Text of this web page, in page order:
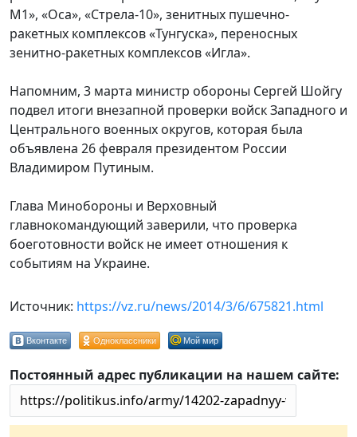
М1», «Оса», «Стрела-10», зенитных пушечно-
ракетных комплексов «Тунгуска», переносных
зенитно-ракетных комплексов «Игла».
Напомним, 3 марта министр обороны Сергей Шойгу
подвел итоги внезапной проверки войск Западного и
Центрального военных округов, которая была
объявлена 26 февраля президентом России
Владимиром Путиным.
Глава Минобороны и Верховный
главнокомандующий заверили, что проверка
боеготовности войск не имеет отношения к
событиям на Украине.
Источник: https://vz.ru/news/2014/3/6/675821.html
Вконтакте Одноклассники Мой мир
Постоянный адрес публикации на нашем сайте: